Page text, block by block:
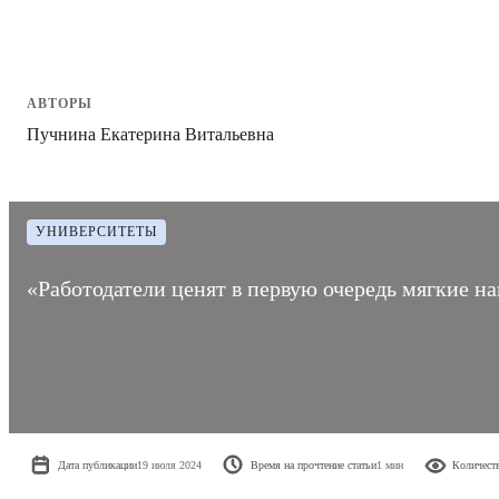
АВТОРЫ
Пучнина Екатерина Витальевна
УНИВЕРСИТЕТЫ
«Работодатели ценят в первую очередь мягкие
Дата публикации19 июля 2024 Время на прочтение статьи1 мин